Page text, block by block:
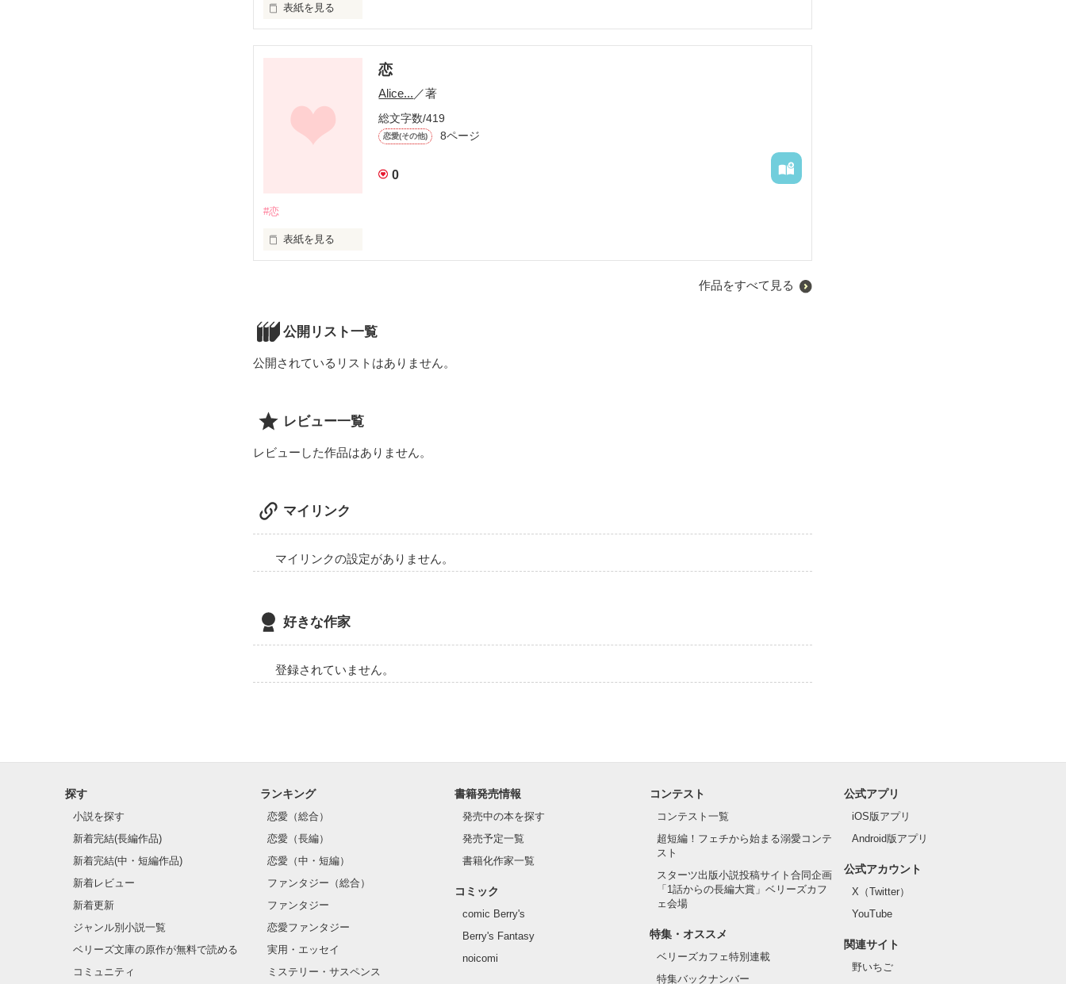
その日から、
あの坂道が大好きになったの。
のぼる時も、下る時も
君な会えたらいいなって
わくわくしながら踏み出した。
表紙を見る
君の声で始まる朝が、ずっと、ずっと続きますように、、、
恋
Alice... ／著
総文字数/419
恋愛(その他) 8ページ
0
#恋
表紙を見る
駄作でごめんなさぃm(__)m
作品をすべて見る
公開リスト一覧
公開されているリストはありません。
レビュー一覧
レビューした作品はありません。
マイリンク
マイリンクの設定がありません。
好きな作家
登録されていません。
探す
小説を探す
新着完結(長編作品)
新着完結(中・短編作品)
新着レビュー
新着更新
ジャンル別小説一覧
ベリーズ文庫の原作が無料で読める
コミュニティ
ランキング
恋愛（総合）
恋愛（長編）
恋愛（中・短編）
ファンタジー（総合）
ファンタジー
恋愛ファンタジー
実用・エッセイ
ミステリー・サスペンス
書籍発売情報
発売中の本を探す
発売予定一覧
書籍化作家一覧
コミック
comic Berry's
Berry's Fantasy
noicomi
コンテスト
コンテスト一覧
超短編！フェチから始まる溺愛コンテ
スト
スターツ出版小説投稿サイト合同企画
「1話からの長編大賞」ベリーズカフ
ェ会場
特集・オススメ
ベリーズカフェ特別連載
特集バックナンバー
公式アプリ
iOS版アプリ
Android版アプリ
公式アカウント
X（Twitter）
YouTube
関連サイト
野いちご